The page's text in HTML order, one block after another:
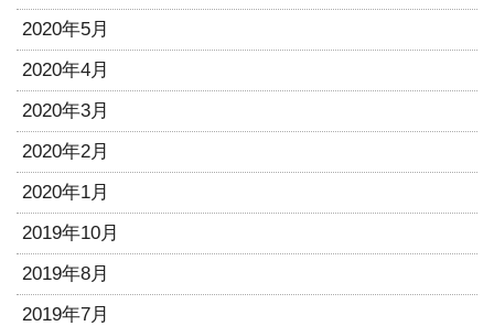
2020年5月
2020年4月
2020年3月
2020年2月
2020年1月
2019年10月
2019年8月
2019年7月